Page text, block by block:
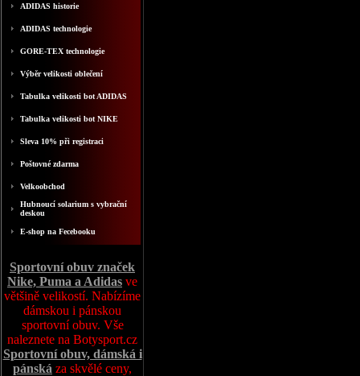
ADIDAS historie
ADIDAS technologie
GORE-TEX technologie
Výběr velikosti oblečení
Tabulka velikosti bot ADIDAS
Tabulka velikosti bot NIKE
Sleva 10% při registraci
Poštovné zdarma
Velkoobchod
Hubnoucí solarium s vybrační
deskou
E-shop na Fecebooku
Sportovní obuv značek
Nike, Puma a Adidas ve
většině velikostí. Nabízíme
dámskou i pánskou
sportovní obuv. Vše
naleznete na Botysport.cz
Sportovní obuv, dámská i
pánská za skvělé ceny,